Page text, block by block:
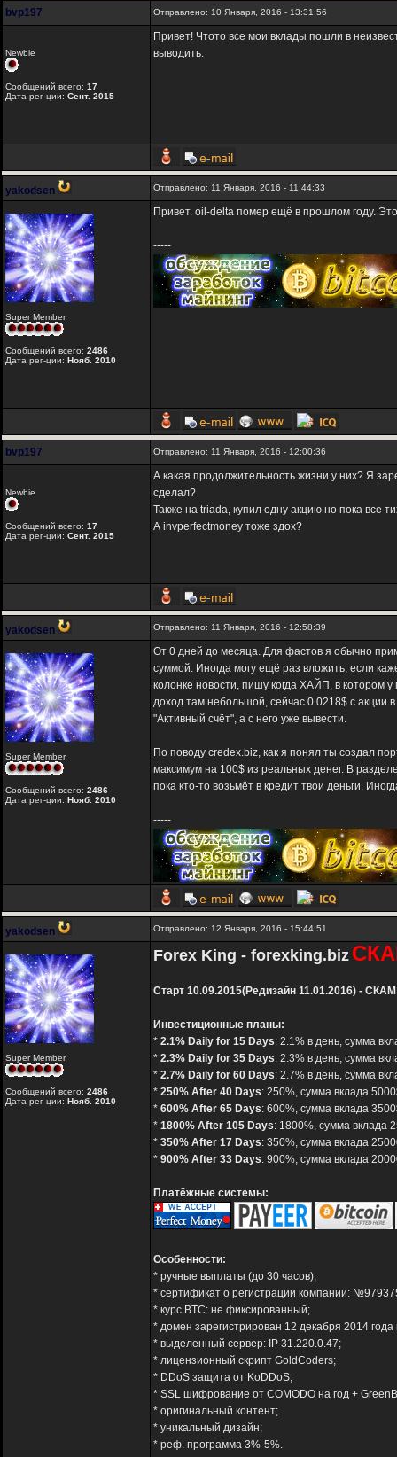
bvp197 Отправлено: 10 Января, 2016 - 13:31:56
Newbie
Сообщений всего: 17
Дата рег-ции: Сент. 2015
Привет! Чтото все мои вклады пошли в
выводить.
yakodsen Отправлено: 11 Января, 2016 - 11:44:33
Super Member
Сообщений всего: 2486
Дата рег-ции: Нояб. 2010
Привет. oil-delta помер ещё в прошлом году.
-----
bvp197 Отправлено: 11 Января, 2016 - 12:00:36
Newbie
Сообщений всего: 17
Дата рег-ции: Сент. 2015
А какая продолжительность жизни у них? Я
сделал?
Также на triada, купил одну акцию но пока все
А invperfectmoney тоже здох?
yakodsen Отправлено: 11 Января, 2016 - 12:58:39
Super Member
Сообщений всего: 2486
Дата рег-ции: Нояб. 2010
От 0 дней до месяца. Для фастов я обычно
суммой. Иногда могу ещё раз вложить, если
колонке новости, пишу когда ХАЙП, в котором
доход там небольшой, сейчас 0.0218$ с акции
"Активный счёт", а с него уже вывести.
По поводу credex.biz, как я понял ты создал
максимум на 100$ из реальных денег. В
пока кто-то возьмёт в кредит твои деньги.
-----
yakodsen Отправлено: 12 Января, 2016 - 15:44:51
Super Member
Сообщений всего: 2486
Дата рег-ции: Нояб. 2010
Forex King - forexking.biz
Старт 10.09.2015(Редизайн 11.01.2016) -
Инвестиционные планы:
* 2.1% Daily for 15 Days: 2.1% в день, сумма
* 2.3% Daily for 35 Days: 2.3% в день, сумма
* 2.7% Daily for 60 Days: 2.7% в день, сумма
* 250% After 40 Days: 250%, сумма вклада
* 600% After 65 Days: 600%, сумма вклада
* 1800% After 105 Days: 1800%, сумма вклада
* 350% After 17 Days: 350%, сумма вклада
* 900% After 33 Days: 900%, сумма вклада
Платёжные системы:
Особенности:
* ручные выплаты (до 30 часов);
* сертификат о регистрации компании:
* курс BTC: не фиксированный;
* домен зарегистрирован 12 декабря 2014 года
* выделенный сервер: IP 31.220.0.47;
* лицензионный скрипт GoldCoders;
* DDoS защита от KoDDoS;
* SSL шифрование от COMODO на год +
* оригинальный контент;
* уникальный дизайн;
* реф. программа 3%-5%.